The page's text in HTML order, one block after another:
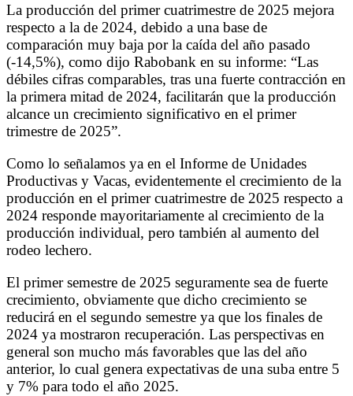
La producción del primer cuatrimestre de 2025 mejora
respecto a la de 2024, debido a una base de
comparación muy baja por la caída del año pasado
(-14,5%), como dijo Rabobank en su informe: “Las
débiles cifras comparables, tras una fuerte contracción en
la primera mitad de 2024, facilitarán que la producción
alcance un crecimiento significativo en el primer
trimestre de 2025”.
Como lo señalamos ya en el Informe de Unidades
Productivas y Vacas, evidentemente el crecimiento de la
producción en el primer cuatrimestre de 2025 respecto a
2024 responde mayoritariamente al crecimiento de la
producción individual, pero también al aumento del
rodeo lechero.
El primer semestre de 2025 seguramente sea de fuerte
crecimiento, obviamente que dicho crecimiento se
reducirá en el segundo semestre ya que los finales de
2024 ya mostraron recuperación. Las perspectivas en
general son mucho más favorables que las del año
anterior, lo cual genera expectativas de una suba entre 5
y 7% para todo el año 2025.